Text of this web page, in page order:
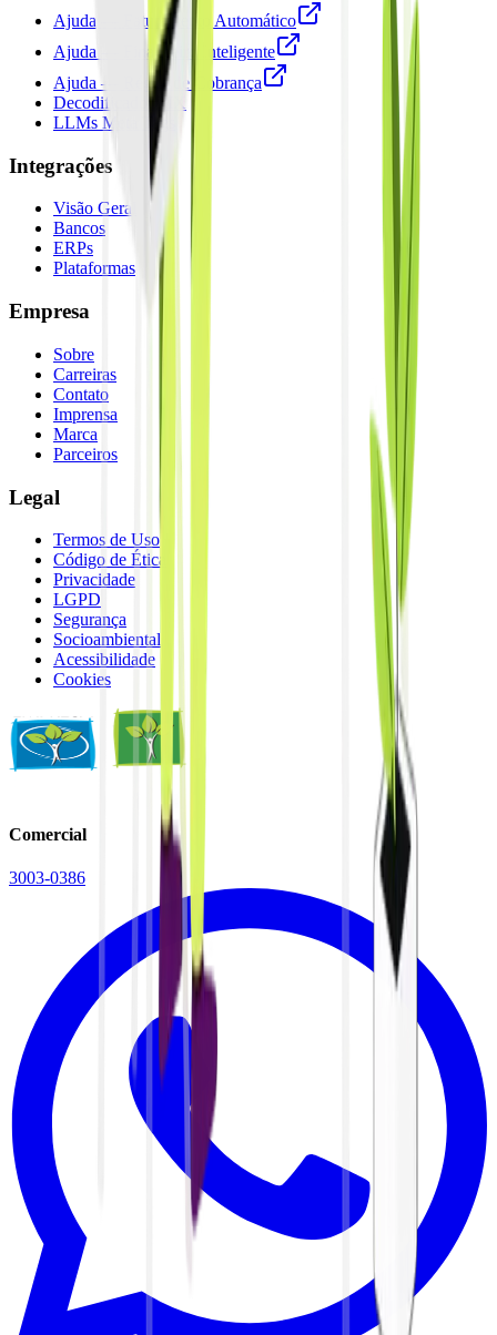
Ajuda — Faturamento Automático
Ajuda — Financeiro Inteligente
Ajuda — Régua de Cobrança
Decodificador PIX
LLMs Meta Tags
Integrações
Visão Geral
Bancos
ERPs
Plataformas
Empresa
Sobre
Carreiras
Contato
Imprensa
Marca
Parceiros
Legal
Termos de Uso
Código de Ética
Privacidade
LGPD
Segurança
Socioambiental
Acessibilidade
Cookies
Comercial
3003-0386